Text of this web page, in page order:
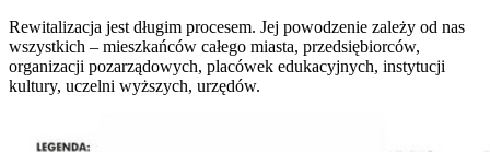
Rewitalizacja jest długim procesem. Jej powodzenie zależy od nas
wszystkich – mieszkańców całego miasta, przedsiębiorców,
organizacji pozarządowych, placówek edukacyjnych, instytucji
kultury, uczelni wyższych, urzędów.